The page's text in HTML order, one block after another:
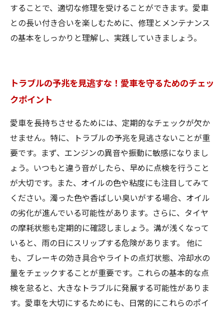
することで、適切な修理を受けることができます。愛車
との長い付き合いを楽しむために、修理とメンテナンス
の基本をしっかりと理解し、実践していきましょう。
トラブルの予兆を見逃すな！愛車を守るためのチェッ
クポイント
愛車を長持ちさせるためには、定期的なチェックが欠か
せません。特に、トラブルの予兆を見逃さないことが重
要です。まず、エンジンの異音や振動に敏感になりまし
ょう。いつもと違う音がしたら、早めに点検を行うこと
が大切です。また、オイルの色や粘度にも注目してみて
ください。濁った色や香ばしい臭いがする場合、オイル
の劣化が進んでいる可能性があります。さらに、タイヤ
の摩耗状態も定期的に確認しましょう。溝が浅くなって
いると、雨の日にスリップする危険があります。 他に
も、ブレーキの効き具合やライトの点灯状態、冷却水の
量をチェックすることが重要です。これらの基本的な点
検を怠ると、大きなトラブルに発展する可能性がありま
す。愛車を大切にするためにも、日常的にこれらのポイ